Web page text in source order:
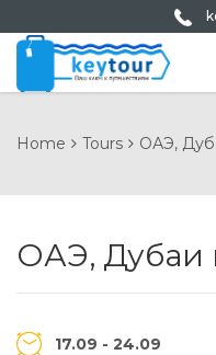
Home Tours ОАЭ,
ОАЭ, Дубаи
17.09 - 24.09